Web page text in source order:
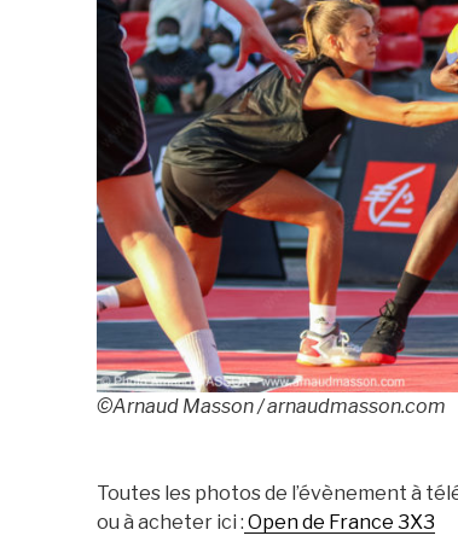
©Arnaud Masson / arnaudmasson.com
Toutes les photos de l’évènement à
ou à acheter ici : Open de France 3X3